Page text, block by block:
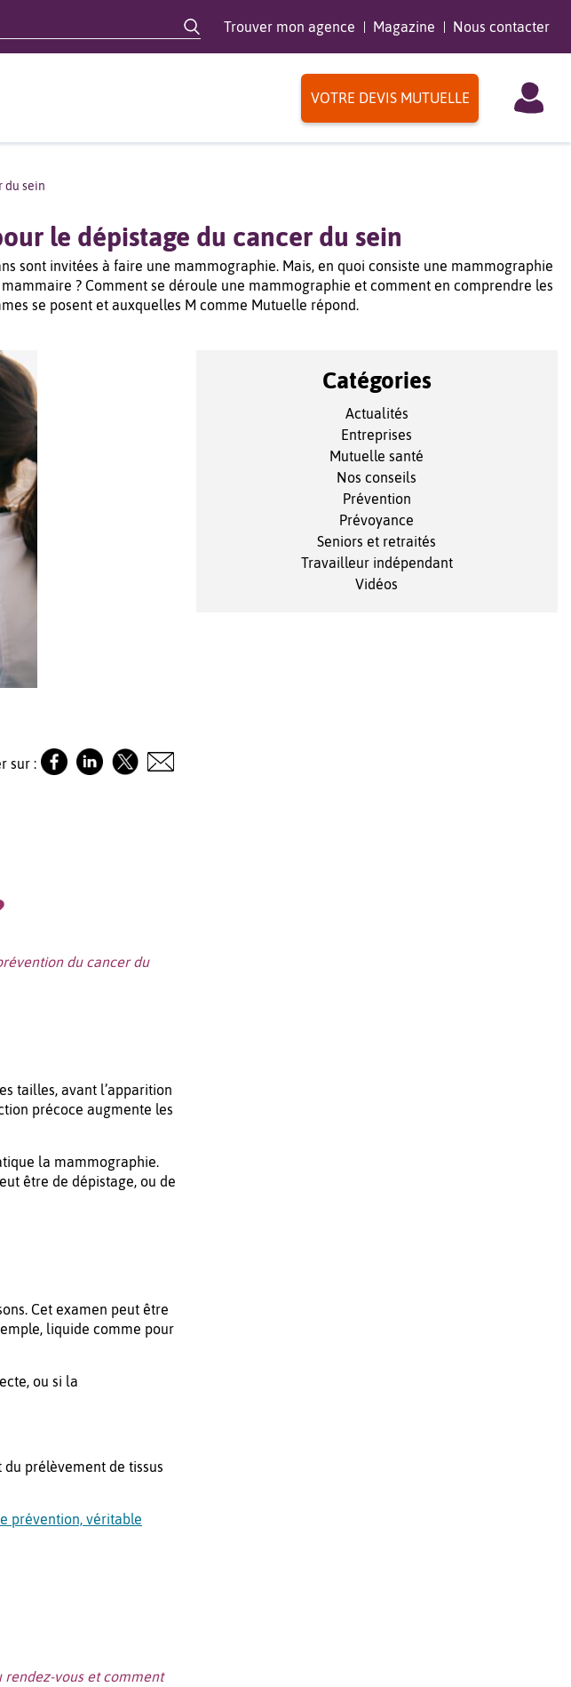
Trouver mon agence Magazine Nous contacter
VOTRE DEVIS MUTUELLE
du sein
le dépistage du cancer du sein
sont invitées à faire une mammographie. Mais, en quoi consiste une mammographie
? Comment se déroule une mammographie et comment en comprendre les
se posent et auxquelles M comme Mutuelle répond.
sur :
du cancer du
tailles, avant l’apparition
précoce augmente les
la mammographie.
être de dépistage, ou de
Cet examen peut être
liquide comme pour
ou si la
du prélèvement de tissus
prévention, véritable
rendez-vous et comment
Catégories
Actualités
Entreprises
Mutuelle santé
Nos conseils
Prévention
Prévoyance
Seniors et retraités
Travailleur indépendant
Vidéos